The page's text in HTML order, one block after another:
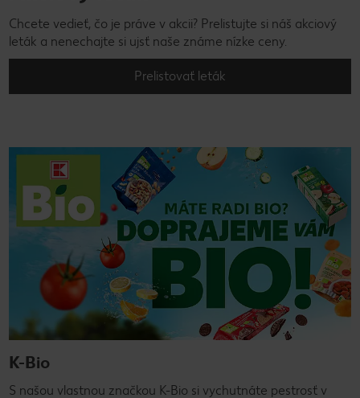
Chcete vedieť, čo je práve v akcii? Prelistujte si náš akciový
leták a nenechajte si ujsť naše známe nízke ceny.
Prelistovať leták
K-Bio
S našou vlastnou značkou K-Bio si vychutnáte pestrosť v